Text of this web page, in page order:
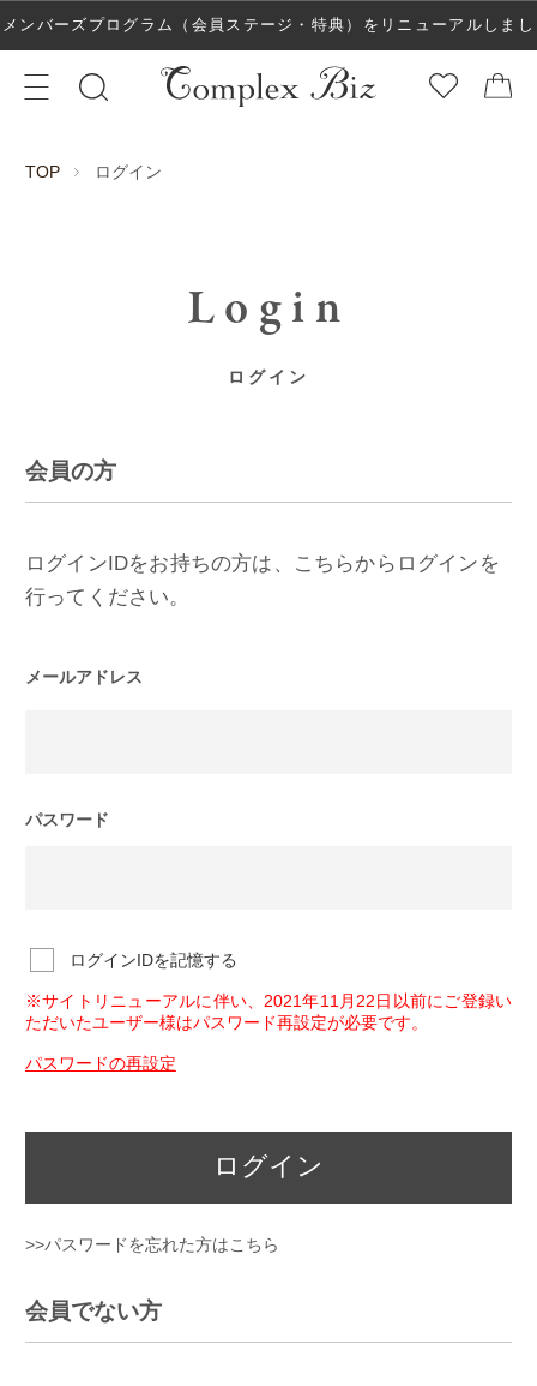
メンバーズプログラム（会員ステージ・特典）をリニューアルしまし
た！
TOP ログイン
Login
ログイン
会員の方
ログインIDをお持ちの方は、こちらからログインを
行ってください。
メールアドレス
パスワード
ログインIDを記憶する
※サイトリニューアルに伴い、2021年11月22日以前にご登録い
ただいたユーザー様はパスワード再設定が必要です。
パスワードの再設定
ログイン
>>パスワードを忘れた方はこちら
会員でない方